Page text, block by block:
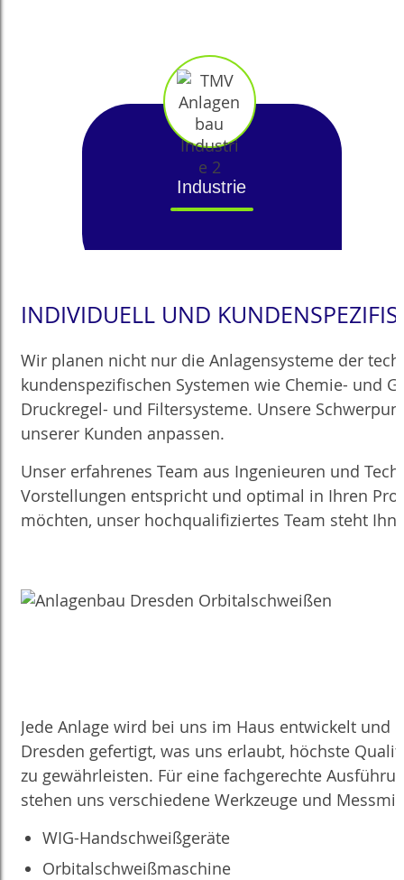
Industrie
INDIVIDUELL UND
Wir planen nicht nur die Anlagensysteme der
kundenspezifischen Systemen wie Chemie- und
Druckregel- und Filtersysteme. Unsere
unserer Kunden anpassen.
Unser erfahrenes Team aus Ingenieuren und
Vorstellungen entspricht und optimal in Ihren
möchten, unser hochqualifiziertes Team steht
Jede Anlage wird bei uns im Haus entwickelt und
Dresden gefertigt, was uns erlaubt, höchste
zu gewährleisten. Für eine fachgerechte
stehen uns verschiedene Werkzeuge und
WIG-Handschweißgeräte
Orbitalschweißmaschine